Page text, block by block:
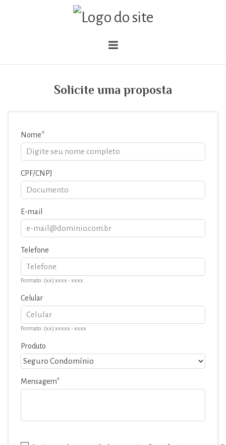
Solicite uma proposta
Nome
CPF/CNPJ
E-mail
Telefone
Formato: (xx) xxxx - xxxx
Celular
Formato: (xx) xxxxx - xxxx
Produto
Mensagem